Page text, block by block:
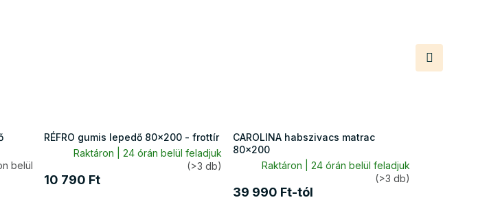
belül
RÉFRO gumis lepedő 80x200 - frottír
Raktáron | 24 órán belül feladjuk
(>3 db)
10 790 Ft
CAROLINA habszivacs matrac
80x200
Raktáron | 24 órán belül feladjuk
(>3 db)
39 990 Ft-tól
termék